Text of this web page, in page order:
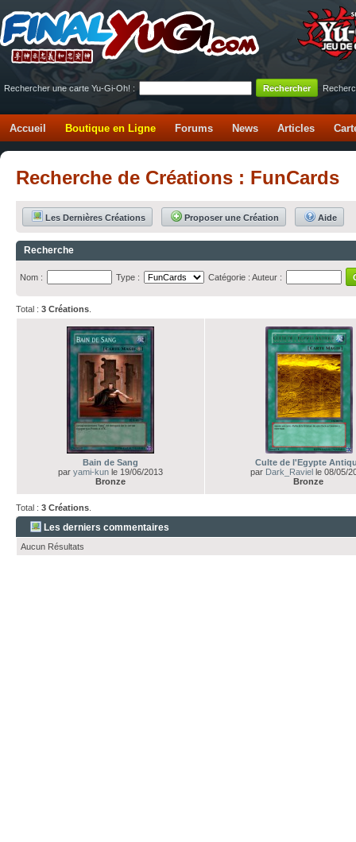
Rechercher une carte Yu-Gi-Oh! :
Accueil Boutique en Ligne Forums News Articles
Recherche de Créations : FunCards
Les Dernières Créations Proposer une Création Aide
Recherche
Nom : Type : Catégorie : Auteur :
Total : 3 Créations
Bain de Sang
par yami-kun le 19/06/2013
Bronze
Culte de l'Egypte
par Dark_Raviel le 08/05/
Bronze
Total : 3 Créations
Les derniers commentaires
Aucun Résultats